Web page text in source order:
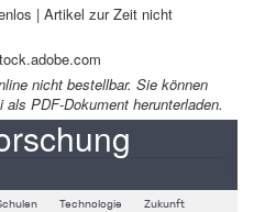
| Artikel zur Zeit nicht
nicht bestellbar. Sie können
PDF-Dokument herunterladen.
Technologie Zukunft